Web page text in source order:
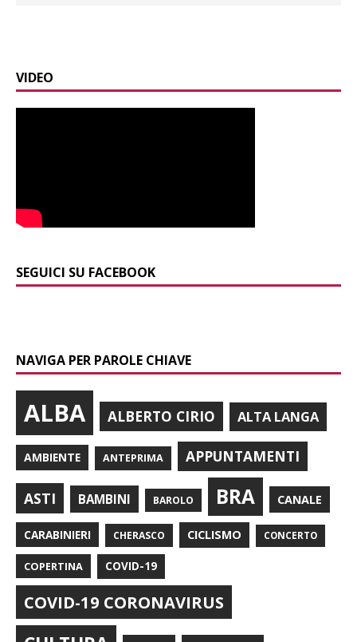
VIDEO
SEGUICI SU FACEBOOK
NAVIGA PER PAROLE CHIAVE
ALBA ALBERTO CIRIO ALTA LANGA
AMBIENTE ANTEPRIMA APPUNTAMENTI
ASTI BAMBINI BAROLO BRA CANALE
CARABINIERI CHERASCO CICLISMO CONCERTO
COPERTINA COVID-19
COVID-19 CORONAVIRUS